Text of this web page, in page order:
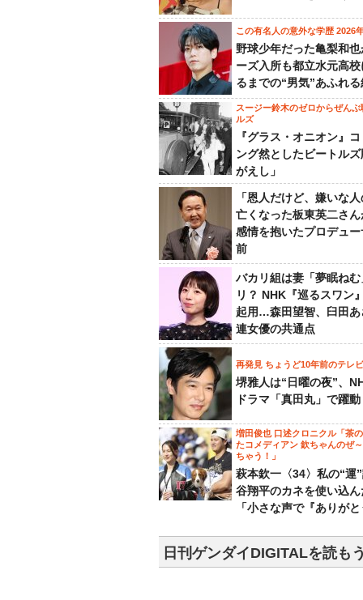
この有名人の意外な学歴 2026
野球少年だった亀梨和
ーズ入所も都立水元高
るまでの“男気”あふれ
スージー鈴木のゼロからぜんぶ
ルズ
『グラス・オニオン』
ング然としたビートル
がえし」
「恩人だけど、嫌いな人
亡くなった板東英二さ
感情を抱いたプロデュー
前
バカリ組は妻「夢眠ねむ
リ？ NHK『巡るスワン
起用…森田望智、臼田あ
連女優の共通点
再発見 ちょうど10年前のテレビ
堺雅人は“日曜の夜”、
ドラマ「真田丸」で躍
増田俊也 口述クロニクル「茶
たコメディアン 欽ちゃんのぜ
ちゃう！」
萩本欽一〈34〉私の“
谷翔平のカネを使い込ん
「小さな声で『ありがと
日刊ゲンダイDIGITALを読も